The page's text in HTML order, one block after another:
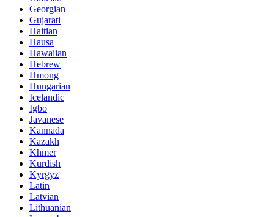
Georgian
Gujarati
Haitian
Hausa
Hawaiian
Hebrew
Hmong
Hungarian
Icelandic
Igbo
Javanese
Kannada
Kazakh
Khmer
Kurdish
Kyrgyz
Latin
Latvian
Lithuanian